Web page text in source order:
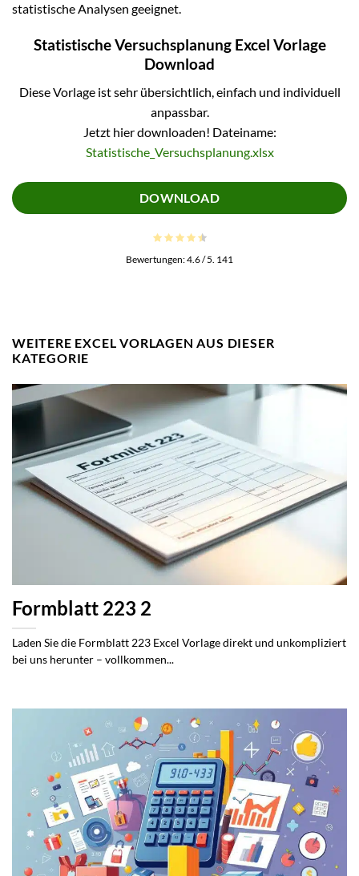
statistische Analysen geeignet.
Statistische Versuchsplanung Excel Vorlage
Download
Diese Vorlage ist sehr übersichtlich, einfach und individuell
anpassbar.
Jetzt hier downloaden! Dateiname:
Statistische_Versuchsplanung.xlsx
DOWNLOAD
Bewertungen:4.6/ 5. 141
WEITERE EXCEL VORLAGEN AUS DIESER
KATEGORIE
Formblatt 223 2
Laden Sie die Formblatt 223 Excel Vorlage direkt und unkompliziert
bei uns herunter – vollkommen...